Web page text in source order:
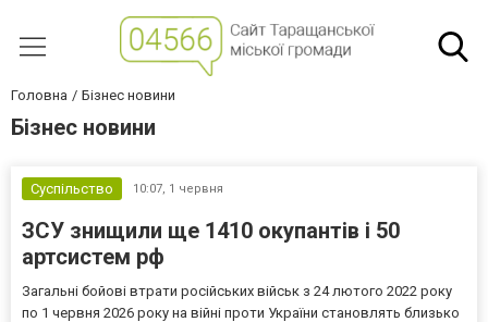
Головна Бізнес новини
Бізнес новини
Суспільство 10:07, 1 червня
ЗСУ знищили ще 1410 окупантів і 50
артсистем рф
Загальні бойові втрати російських військ з 24 лютого 2022 року
по 1 червня 2026 року на війні проти України становлять близько